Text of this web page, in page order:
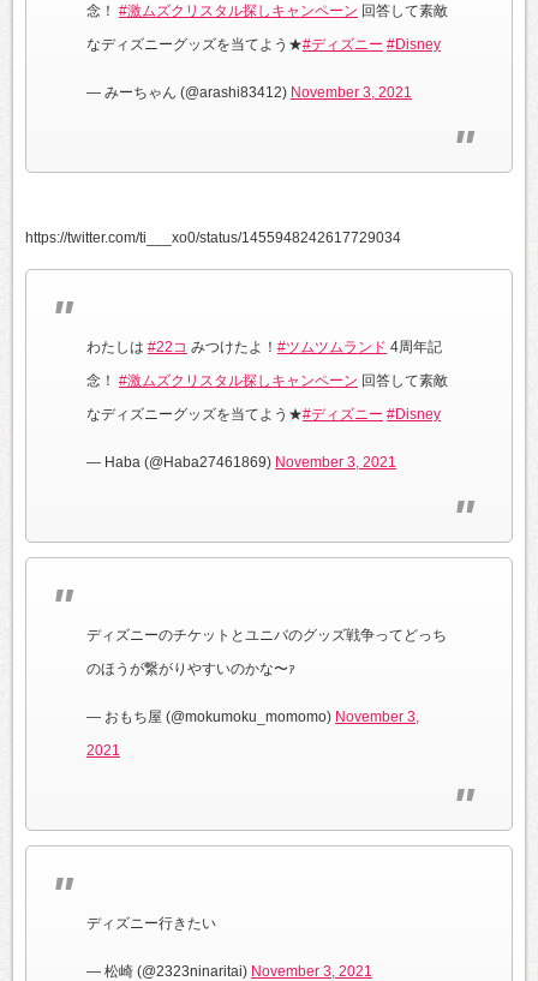
念！ #激ムズクリスタル探しキャンペーン 回答して素敵
なディズニーグッズを当てよう★#ディズニー #Disney
— みーちゃん (@arashi83412) November 3, 2021
https://twitter.com/ti___xo0/status/1455948242617729034
わたしは #22コ みつけたよ！ #ツムツムランド 4周年記
念！ #激ムズクリスタル探しキャンペーン 回答して素敵
なディズニーグッズを当てよう★#ディズニー #Disney
— Haba (@Haba27461869) November 3, 2021
ディズニーのチケットとユニバのグッズ戦争ってどっち
のほうが繋がりやすいのかな〜ｧ
— おもち屋 (@mokumoku_momomo) November 3,
2021
ディズニー行きたい
— 松崎 (@2323ninaritai) November 3, 2021